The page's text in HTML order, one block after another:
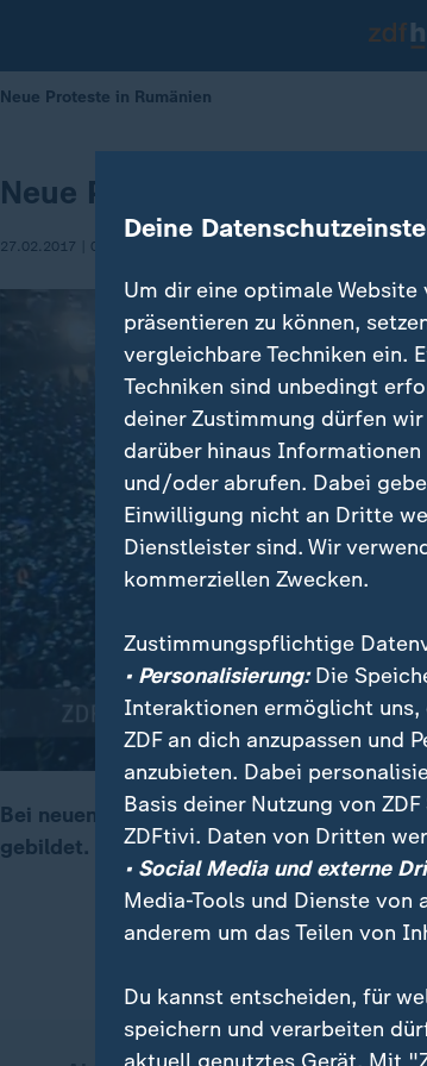
Neue Proteste in Rumänien
Neue Proteste in Rumänien
27.02.2017 | 09:04
00:06
Bei neuen Protesten haben in Bukarest
gebildet. Sie fordern den Rücktritt der
Deine
Um dir eine optimale Website
präsentieren zu können,
vergleichbare Techniken ein.
Techniken sind unbedingt
deiner Zustimmung dürfen
darüber hinaus
und/oder abrufen. Dabei
Einwilligung nicht an Dritte
Dienstleister sind. Wir
kommerziellen Zwecken.
Zustimmungspflichtige
• Personalisierung:Die
Interaktionen ermöglicht
ZDF an dich anzupassen und
anzubieten. Dabei
Basis deiner Nutzung von
ZDFtivi. Daten von Dritten
• Social Media und externe
Media-Tools und Dienste von
anderem um das Teilen von
Du kannst entscheiden, für
speichern und verarbeiten